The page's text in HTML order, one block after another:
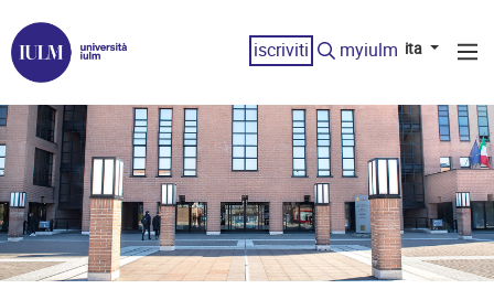
iscriviti myiulm ita